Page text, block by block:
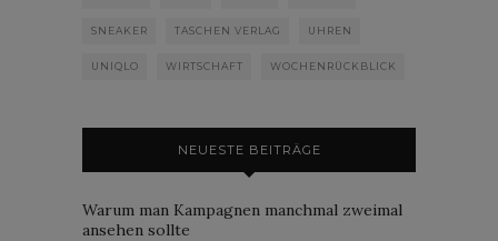
SNEAKER TASCHEN VERLAG UHREN
UNIQLO WIRTSCHAFT WOCHENRÜCKBLICK
NEUESTE BEITRÄGE
Warum man Kampagnen manchmal zweimal
ansehen sollte